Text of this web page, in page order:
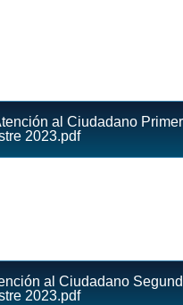
al Ciudadano Primer
2023.pdf
al Ciudadano
2023.pdf